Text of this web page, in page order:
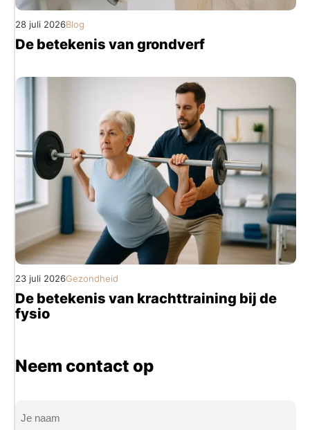
28 juli 2026Blog
De betekenis van grondverf
23 juli 2026Gezondheid
De betekenis van krachttraining bij de
fysio
Neem contact op